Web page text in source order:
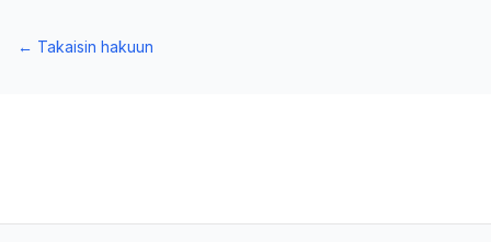
← Takaisin hakuun